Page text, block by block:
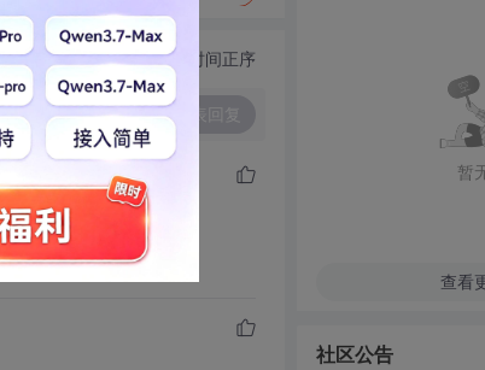
切换为时间正序
暂
查看
社区公告